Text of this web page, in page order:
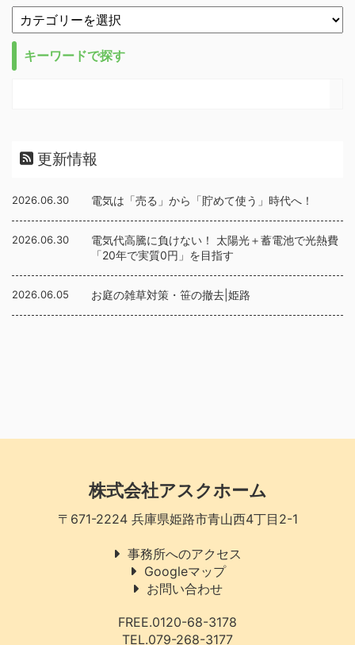
キーワードで探す
更新情報
2026.06.30 電気は「売る」から「貯めて使う」時代へ！
2026.06.30
電気代高騰に負けない！ 太陽光＋蓄電池で光熱費
「20年で実質0円」を目指す
2026.06.05 お庭の雑草対策・笹の撤去|姫路
株式会社アスクホーム
〒671-2224 兵庫県姫路市青山西4丁目2-1
事務所へのアクセス
Googleマップ
お問い合わせ
FREE.0120-68-3178
TEL.079-268-3177